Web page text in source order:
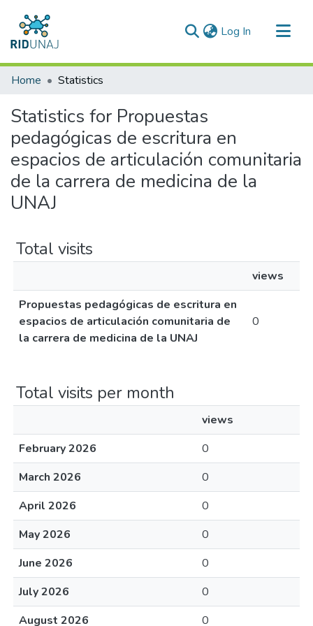
Log In (current)
Communities & Collections
Home Statistics
Statistics for Propuestas
pedagógicas de escritura en
espacios de articulación comunitaria
de la carrera de medicina de la
UNAJ
Total visits
views
Propuestas pedagógicas de escritura en
espacios de articulación comunitaria de
la carrera de medicina de la UNAJ
0
Total visits per month
views
February 2026
0
March 2026
0
April 2026
0
May 2026
0
June 2026
0
July 2026
0
August 2026
0